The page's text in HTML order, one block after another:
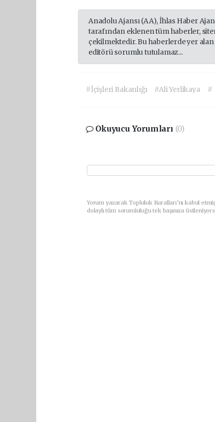
Anadolu Ajansı (AA), İhlas Haber
tarafından eklenen tüm haberler,
çekilmektedir. Bu haberlerde yer
editörü sorumlu tutulamaz...
#İçişleri Bakanlığı #Ali Yerlikaya #
Okuyucu Yorumları (0)
Yorum yazarak Topluluk Kuralları’nı kabul
dolaylı tüm sorumluluğu tek başınıza